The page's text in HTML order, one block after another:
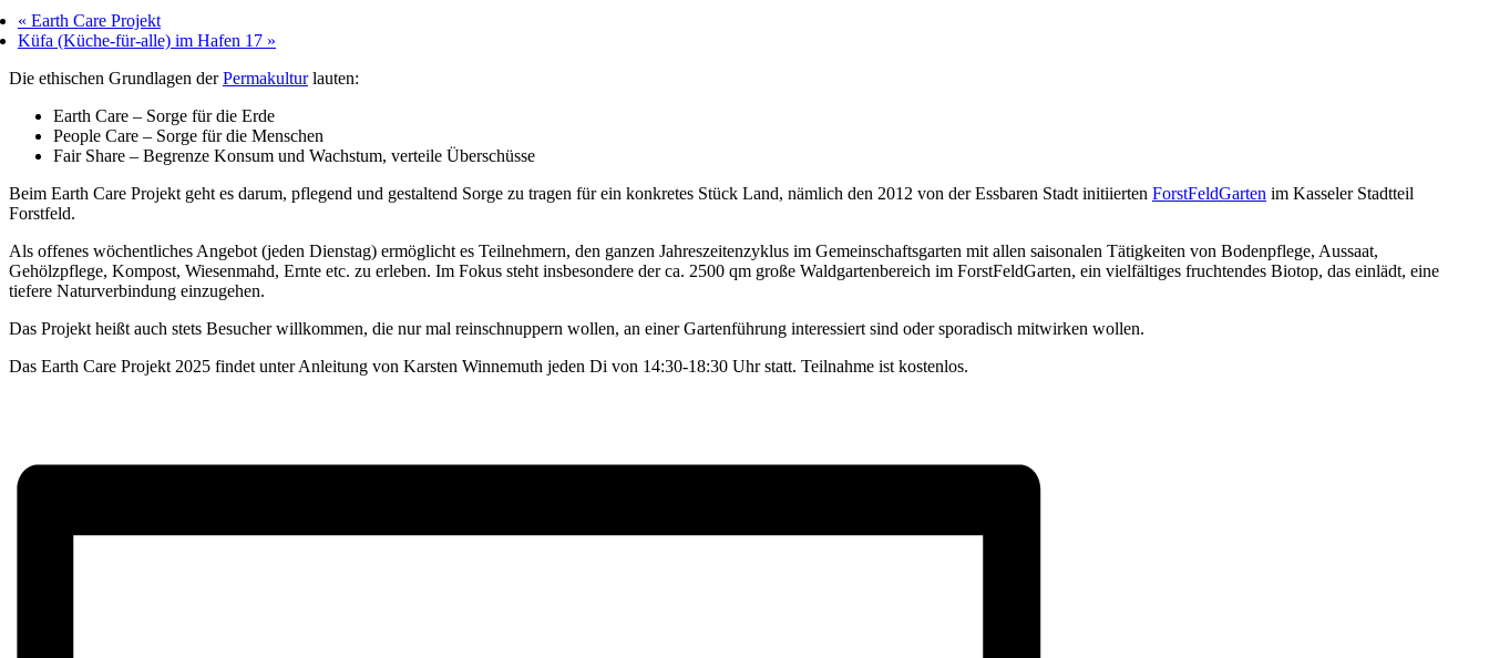
« Earth Care Projekt
Küfa (Küche-für-alle) im Hafen 17 »
Die ethischen Grundlagen derPermakulturlauten:
Earth Care – Sorge für die Erde
People Care – Sorge für die Menschen
Fair Share – Begrenze Konsum und Wachstum, verteile Überschüsse
Beim Earth Care Projekt geht es darum, pflegend und gestaltend Sorge zu tragen für ein konkretes Stück Land, nämlich den 2012 von der Essbaren Stadt initiierten ForstFeldGarten im Kasseler Stadtteil
Forstfeld.
Als offenes wöchentliches Angebot (jeden Dienstag) ermöglicht es Teilnehmern, den ganzen Jahreszeitenzyklus im Gemeinschaftsgarten mit allen saisonalen Tätigkeiten von Bodenpflege, Aussaat,
Gehölzpflege, Kompost, Wiesenmahd, Ernte etc. zu erleben. Im Fokus steht insbesondere der ca. 2500 qm große Waldgartenbereich im ForstFeldGarten, ein vielfältiges fruchtendes Biotop, das einlädt, eine
tiefere Naturverbindung einzugehen.
Das Projekt heißt auch stets Besucher willkommen, die nur mal reinschnuppern wollen, an einer Gartenführung interessiert sind oder sporadisch mitwirken wollen.
Das Earth Care Projekt 2025 findet unter Anleitung von Karsten Winnemuth jeden Di von 14:30-18:30 Uhr statt. Teilnahme ist kostenlos.